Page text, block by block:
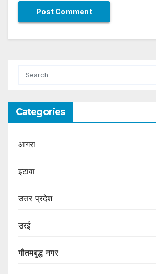
Categories
आगरा
इटावा
उत्तर प्रदेश
उरई
गौतमबुद्ध नगर